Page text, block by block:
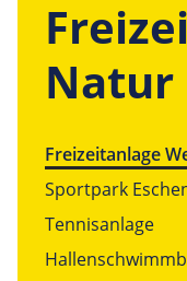
Natur
Freizeitanlage
Sportpark
Tennisanlage